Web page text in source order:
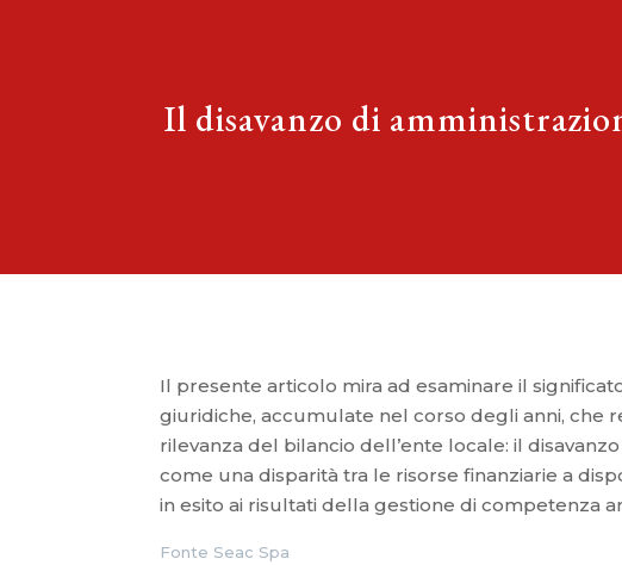
Il disavanzo di
Il presente articolo mira ad esaminare il
giuridiche, accumulate nel corso degli anni, che
rilevanza del bilancio dell’ente locale: il
come una disparità tra le risorse finanziarie a
in esito ai risultati della gestione di competenza
Fonte Seac Spa